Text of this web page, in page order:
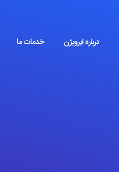
درباره ایرویژن خدمات ما